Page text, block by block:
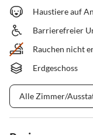
Haustiere auf
Barrierefreier
Rauchen nicht
Erdgeschoss
Alle Zimmer/